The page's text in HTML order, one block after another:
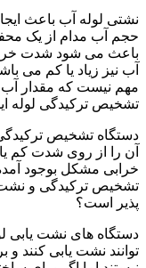
نشتی لوله آب باعث
حجم آب مدام از یک
باعث می شود شدت
آب نیز زیاد یا کم می
مهم نیست که مقدار آب
تشخیص ترکیدگی لوله
دستگاه تشخیص
آن را از روی شدت کم
خرابی مشکل بوجود
تشخیص ترکیدگی و نشت
پذیر است؟